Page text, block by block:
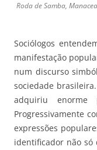
Roda de Samba, Manacea
Sociólogos
manifestação
num discurso
sociedade
adquiriu
Progressivamente
expressões
identificador não só